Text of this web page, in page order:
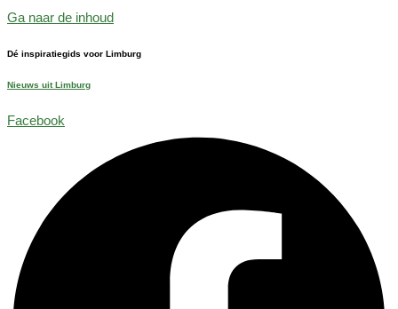
Ga naar de inhoud
Dé inspiratiegids voor Limburg
Nieuws uit Limburg
Facebook